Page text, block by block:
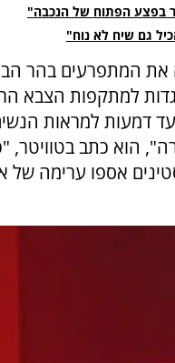
בפצע הפתוח של הנכבה"
גם שיח לא נוח"
את המתפרעים בהר
למתקפות הצבא
דמעות למראות
הוא כתב בטוויטר,
אספו ערימה של